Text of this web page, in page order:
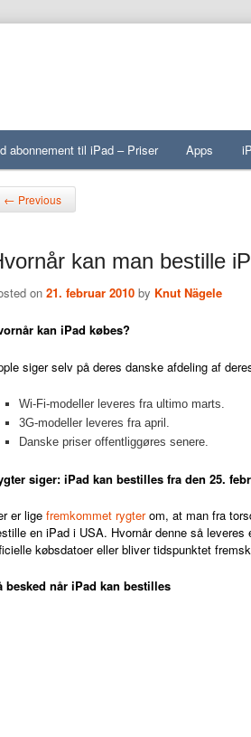
abonnement til iPad – Priser Apps
navigation
← Previous
kan man bestille
on 21. februar 2010 by Knut Nägele
kan iPad købes?
siger selv på deres danske afdeling af
Wi-Fi-modeller leveres fra ultimo marts.
3G-modeller leveres fra april.
Danske priser offentliggøres senere.
siger: iPad kan bestilles fra den 25.
er lige fremkommet rygterom, at man fra
en iPad i USA. Hvornår denne så
købsdatoer eller bliver tidspunktet
besked når iPad kan bestilles